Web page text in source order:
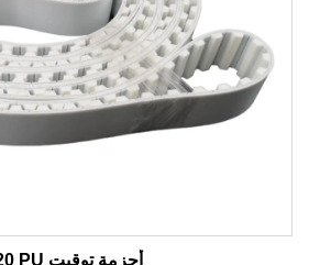
أحزمة توقيت T20 PU